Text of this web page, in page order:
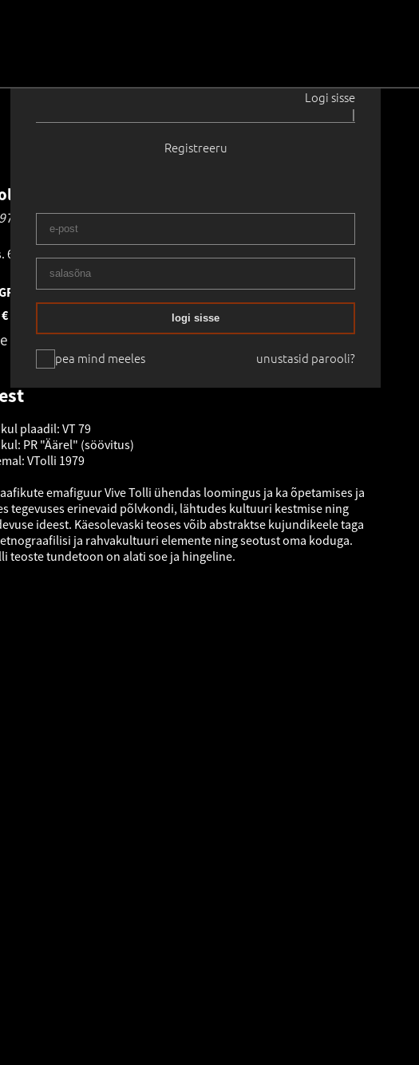
Logi sisse
|
Registreeru
pea mind meeles
logi sisse
unustasid parooli?
. 62.0 × 49.7 cmRaamitud
KLASSIKA OKSJON03.11.2022
€
pakkumine: 1 500
€
plaadil: VT 79
PR "Äärel" (söövitus)
VTolli 1979
emafiguur Vive Tolli ühendas loomingus ja ka õpetamises ja
tegevuses erinevaid põlvkondi, lähtudes kultuuri kestmise ning
ideest. Käesolevaski teoses võib abstraktse kujundikeele taga
ja rahvakultuuri elemente ning seotust oma koduga.
teoste tundetoon on alati soe ja hingeline.